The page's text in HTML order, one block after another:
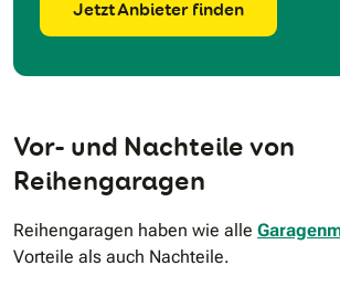
Jetzt Anbieter finden
Vor- und Nachteile von
Reihengaragen
Reihengaragen haben wie alle
Vorteile als auch Nachteile.